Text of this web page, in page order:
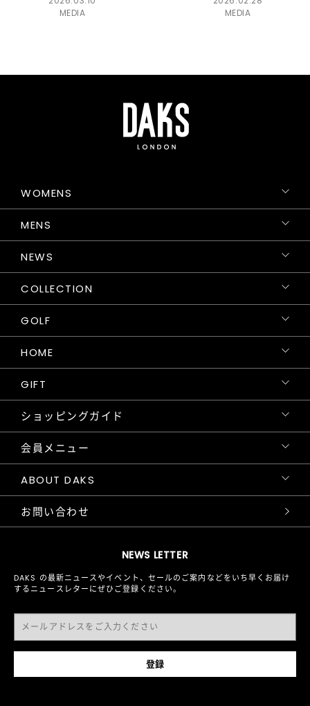
MEDIA
MEDIA
NEWS LETTER
DAKS の最新ニュースやイベント、セールのご案内などをいち早くお届け
するニュースレターにぜひご登録ください。
WOMENS
MENS
NEWS
COLLECTION
GOLF
HOME
GIFT
ショッピングガイド
会員メニュー
ABOUT DAKS
お問い合わせ